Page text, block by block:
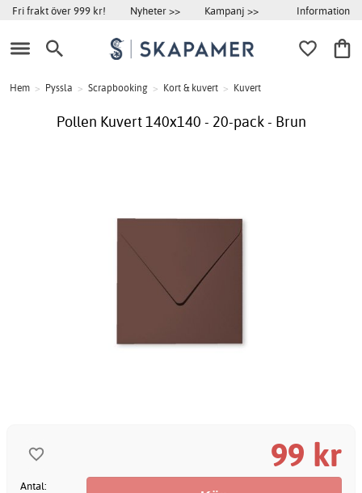
Fri frakt över 999 kr! Nyheter >> Kampanj >> Information
Hem > Pyssla > Scrapbooking > Kort & kuvert > Kuvert
Pollen Kuvert 140x140 - 20-pack - Brun
99 kr
Antal: